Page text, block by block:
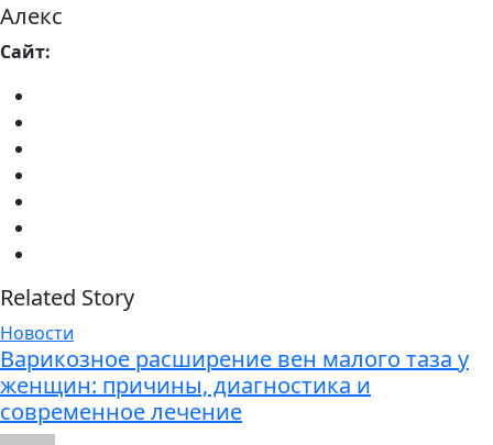
Алекс
Сайт:
Related Story
Новости
Варикозное расширение вен малого таза у
женщин: причины, диагностика и
современное лечение